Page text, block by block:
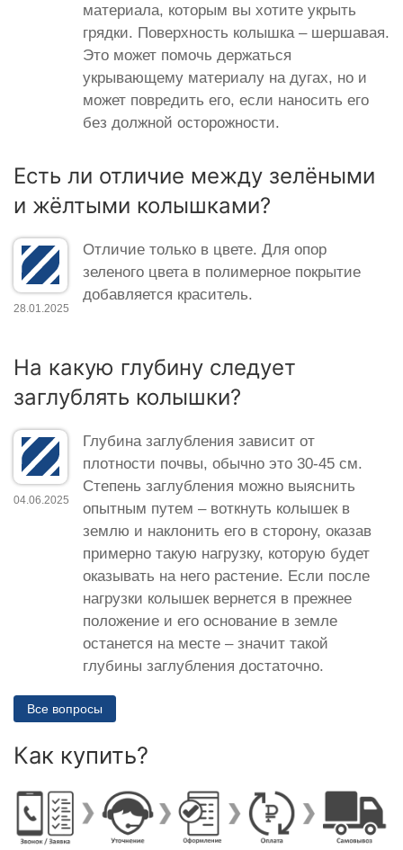
материала, которым вы хотите укрыть
грядки. Поверхность колышка – шершавая.
Это может помочь держаться
укрывающему материалу на дугах, но и
может повредить его, если наносить его
без должной осторожности.
Есть ли отличие между зелёными
и жёлтыми колышками?
28.01.2025
Отличие только в цвете. Для опор
зеленого цвета в полимерное покрытие
добавляется краситель.
На какую глубину следует
заглублять колышки?
04.06.2025
Глубина заглубления зависит от
плотности почвы, обычно это 30-45 см.
Степень заглубления можно выяснить
опытным путем – воткнуть колышек в
землю и наклонить его в сторону, оказав
примерно такую нагрузку, которую будет
оказывать на него растение. Если после
нагрузки колышек вернется в прежнее
положение и его основание в земле
останется на месте – значит такой
глубины заглубления достаточно.
Все вопросы
Как купить?